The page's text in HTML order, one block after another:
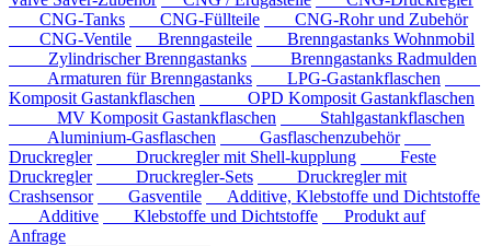
CNG-Tanks
CNG-Füllteile
CNG-Rohr und Zubehör
CNG-Ventile
Brenngasteile
Brenngastanks Wohnmobil
Zylindrischer Brenngastanks
Brenngastanks Radmulden
Armaturen für Brenngastanks
LPG-Gastankflaschen
Komposit Gastankflaschen
OPD Komposit Gastankflaschen
MV Komposit Gastankflaschen
Stahlgastankflaschen
Aluminium-Gasflaschen
Gasflaschenzubehör
Druckregler
Druckregler mit Shell-kupplung
Feste
Druckregler
Druckregler-Sets
Druckregler mit
Crashsensor
Gasventile
Additive, Klebstoffe und Dichtstoffe
Additive
Klebstoffe und Dichtstoffe
Produkt auf
Anfrage